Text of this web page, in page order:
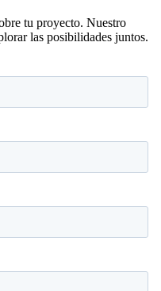
tu proyecto. Nuestro
las posibilidades juntos.